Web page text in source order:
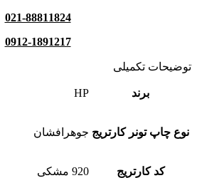
021-88811824
0912-1891217
توضیحات تکمیلی
برند HP
نوع چاپ تونر کارتریج جوهرافشان
کد کارتریج 920 مشکی